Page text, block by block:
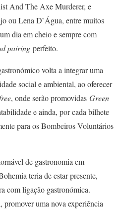
And The Axe Murderer, e
ou Lena D`Água, entre muitos
dia em cheio e sempre com
pairing perfeito.
volta a integrar uma
social e ambiental, ao oferecer
, onde serão promovidas Green
e ainda, por cada bilhete
para os Bombeiros Voluntários
de gastronomia em
teria de estar presente,
com ligação gastronómica.
promover uma nova experiência